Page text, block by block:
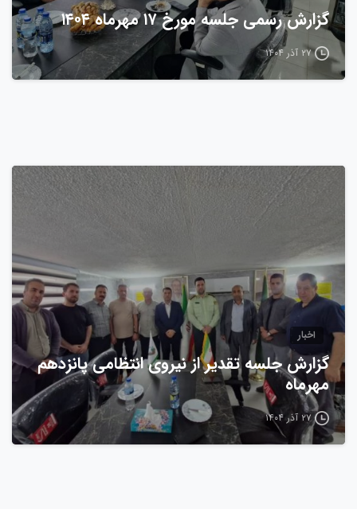
گزارش رسمی جلسه مورخ ۱۷ مهرماه ۱۴۰۴
۲۷ آذر ۱۴۰۴
0
اخبار
گزارش جلسه تقدیر از نیروی انتظامی پانزدهم
مهرماه
۲۷ آذر ۱۴۰۴